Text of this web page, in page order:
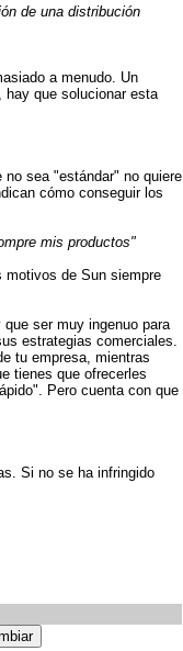
de una distribución
a menudo. Un
que solucionar esta
sea "estándar" no quiere
cómo conseguir los
mis productos"
motivos de Sun siempre
que ser muy ingenuo para
estrategias comerciales.
tu empresa, mientras
tienes que ofrecerles
Pero cuenta con que
Si no se ha infringido